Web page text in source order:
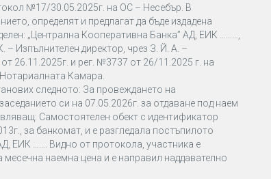
№17/30.05.2025г. на ОС – Несебър. В
определят и предлагат да бъде издадена
„Централна Кооперативна Банка” АД, ЕИК ………,
– Изпълнителен директор, чрез З. Й. А. –
26.11.2025г. и рег. №3737 от 26/11.2025 г. на
Камара.
следното: За провеждането на
си на 07.05.2026г. за отдаване под наем
Самостоятелен обект с идентификатор
за банкомат, и е разгледала постъпилото
ЕИК ……. Видно от протокола, участника е
наемна цена и е направил наддавателно